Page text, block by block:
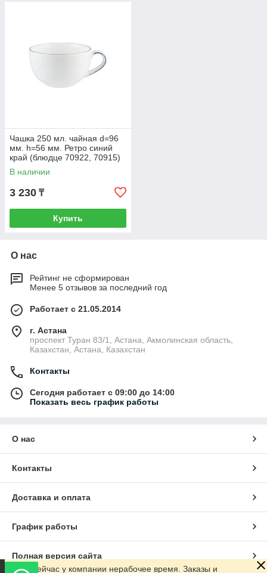
Чашка 250 мл. чайная d=96
мм. h=56 мм. Ретро синий
край (блюдце 70922, 70915)
Bonna /1/6/708 ВДОХНОВ
В наличии
3 230 ₸
Купить
О нас
Рейтинг не сформирован
Менее 5 отзывов за последний год
Работает с 21.05.2014
г. Астана
проспект Туран 83/1, Астана, Акмолинская область,
Казахстан, Астана, Казахстан
Контакты
Сегодня работает с 09:00 до 14:00
Показать весь график работы
О нас
Контакты
Доставка и оплата
График работы
Полная версия сайта
Сейчас у компании нерабочее время. Заказы и